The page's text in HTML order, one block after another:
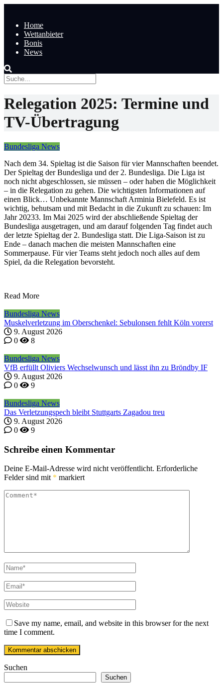
Home
Wettanbieter
Bonis
News
Relegation 2025: Termine und
TV-Übertragung
Bundesliga News
Nach dem 34. Spieltag ist die Saison für vier Mannschaften beendet.
Der Spieltag der Bundesliga und der 2. Bundesliga. Die Liga ist
noch nicht abgeschlossen, sie müssen – oder haben die Möglichkeit
– in die Relegation zu gehen. Die wichtigsten Informationen auf
einen Blick… Unbekannte Mannschaft Arminia Bielefeld. Es ist
wichtig, behutsam und mit Bedacht in die Zukunft zu schauen: Im
Jahr 20233. Im Mai 2025 wird der abschließende Spieltag der
Bundesliga ausgetragen, und am darauf folgenden Tag findet auch
der letzte Spieltag der 2. Bundesliga statt. Die Liga-Saison ist zu
Ende – danach machen die meisten Mannschaften eine
Sommerpause. Für vier Teams steht jedoch noch alles auf dem
Spiel, da die Relegation bevorsteht.
Read More
Bundesliga News
Muskelverletzung im Oberschenkel: Sebulonsen fehlt Köln vorerst
9. August 2026
0
8
Bundesliga News
VfB erfüllt Oliviers Wechselwunsch und lässt ihn zu Bröndby IF
9. August 2026
0
9
Bundesliga News
Das Verletzungspech bleibt Stuttgarts Zagadou treu
9. August 2026
0
9
Schreibe einen Kommentar
Deine E-Mail-Adresse wird nicht veröffentlicht. Erforderliche
Felder sind mit * markiert
Save my name, email, and website in this browser for the next
time I comment.
Suchen
Suchen